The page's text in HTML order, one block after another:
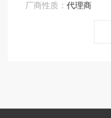
厂商性质：代理商